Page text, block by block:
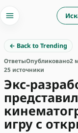
← Back to Trending
ОтветыОпубликовано2
25 источники
Экс-
игру с